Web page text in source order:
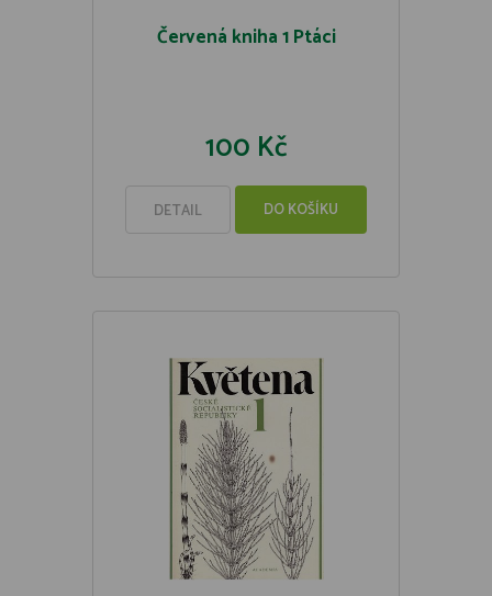
Červená kniha 1 Ptáci
100 Kč
DETAIL DO KOŠÍKU